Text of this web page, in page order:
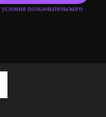
условия пользовательского